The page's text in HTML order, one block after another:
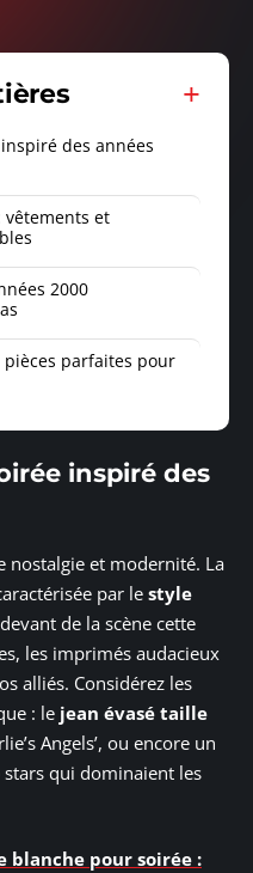
des années
vêtements et
2000
parfaites pour
inspiré des
nostalgie et modernité. La
par le style
de la scène cette
les imprimés audacieux
alliés. Considérez les
: le jean évasé taille
Angels’, ou encore un
qui dominaient les
blanche pour soirée :